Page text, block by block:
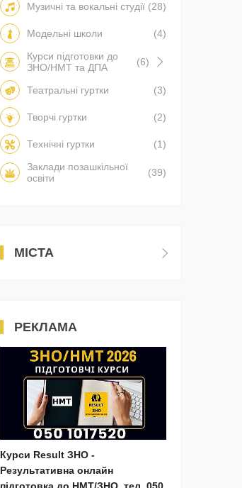
Музичні та вокальні студії (28)
Модельні школи
(4)
Курси підготовки до
ЗНО/НМТ та ДПА
(6)
Театральні гуртки (3)
Творчі гуртки (2)
Технічні гуртки
(1)
Заклади позашкільної
освіти
(39)
МІСТА
РЕКЛАМА
Курси Result ЗНО -
Результативна онлайн